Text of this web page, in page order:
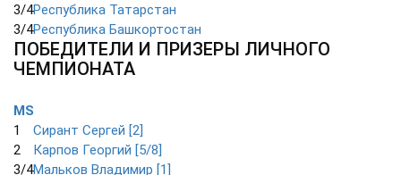
3/4Республика Татарстан
3/4Республика Башкортостан
ПОБЕДИТЕЛИ И ПРИЗЕРЫ ЛИЧНОГО
ЧЕМПИОНАТА
MS
1
Сирант Сергей [2]
2
Карпов Георгий [5/8]
3/4Мальков Владимир [1]